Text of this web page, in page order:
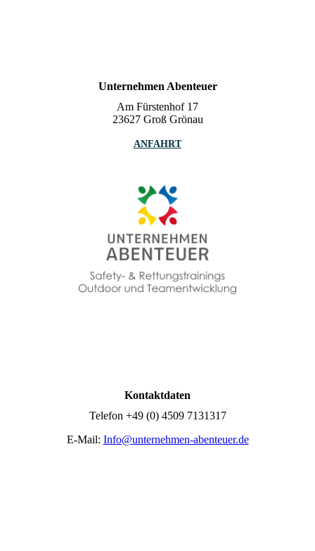
Unternehmen Abenteuer
Am Fürstenhof 17
23627 Groß Grönau
ANFAHRT
Kontaktdaten
Telefon +49 (0) 4509 7131317
E-Mail: Info@unternehmen-abenteuer.de